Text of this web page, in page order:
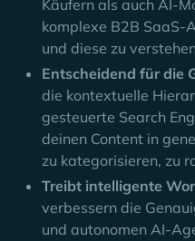
Käufern als auch AI-
komplexe B2B SaaS-
und diese zu
Entscheidend für die
die kontextuelle
gesteuerte Search
deinen Content in
zu kategorisieren, zu
Treibt intelligente
verbessern die
und autonomen AI-